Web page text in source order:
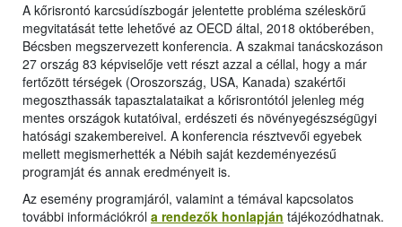
A kőrisrontó karcsúdíszbogár jelentette probléma széleskörű
megvitatását tette lehetővé az OECD által, 2018 októberében,
Bécsben megszervezett konferencia. A szakmai tanácskozáson
27 ország 83 képviselője vett részt azzal a céllal, hogy a már
fertőzött térségek (Oroszország, USA, Kanada) szakértői
megoszthassák tapasztalataikat a kőrisrontótól jelenleg még
mentes országok kutatóival, erdészeti és növényegészségügyi
hatósági szakembereivel. A konferencia résztvevői egyebek
mellett megismerhették a Nébih saját kezdeményezésű
programját és annak eredményeit is.
Az esemény programjáról, valamint a témával kapcsolatos
további információkról a rendezők honlapján tájékozódhatnak.